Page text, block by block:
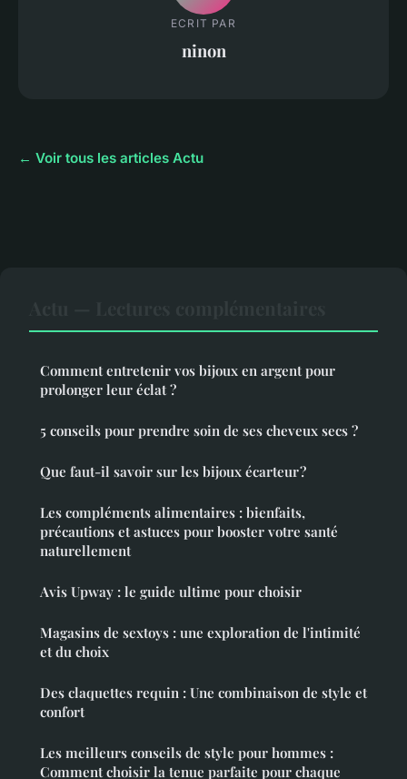
ECRIT PAR
ninon
← Voir tous les articles Actu
Comment entretenir vos bijoux en argent pour
prolonger leur éclat ?
5 conseils pour prendre soin de ses cheveux secs ?
Que faut-il savoir sur les bijoux écarteur ?
Les compléments alimentaires : bienfaits,
précautions et astuces pour booster votre santé
naturellement
Avis Upway : le guide ultime pour choisir
Magasins de sextoys : une exploration de l'intimité
et du choix
Des claquettes requin : Une combinaison de style et
confort
Les meilleurs conseils de style pour hommes :
Comment choisir la tenue parfaite pour chaque